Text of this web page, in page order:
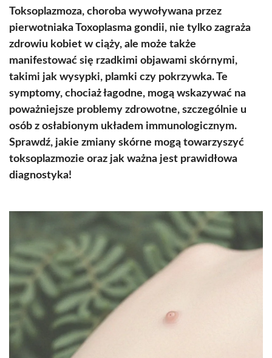
Toksoplazmoza, choroba wywoływana przez
pierwotniaka Toxoplasma gondii, nie tylko zagraża
zdrowiu kobiet w ciąży, ale może także
manifestować się rzadkimi objawami skórnymi,
takimi jak wysypki, plamki czy pokrzywka. Te
symptomy, chociaż łagodne, mogą wskazywać na
poważniejsze problemy zdrowotne, szczególnie u
osób z osłabionym układem immunologicznym.
Sprawdź, jakie zmiany skórne mogą towarzyszyć
toksoplazmozie oraz jak ważna jest prawidłowa
diagnostyka!